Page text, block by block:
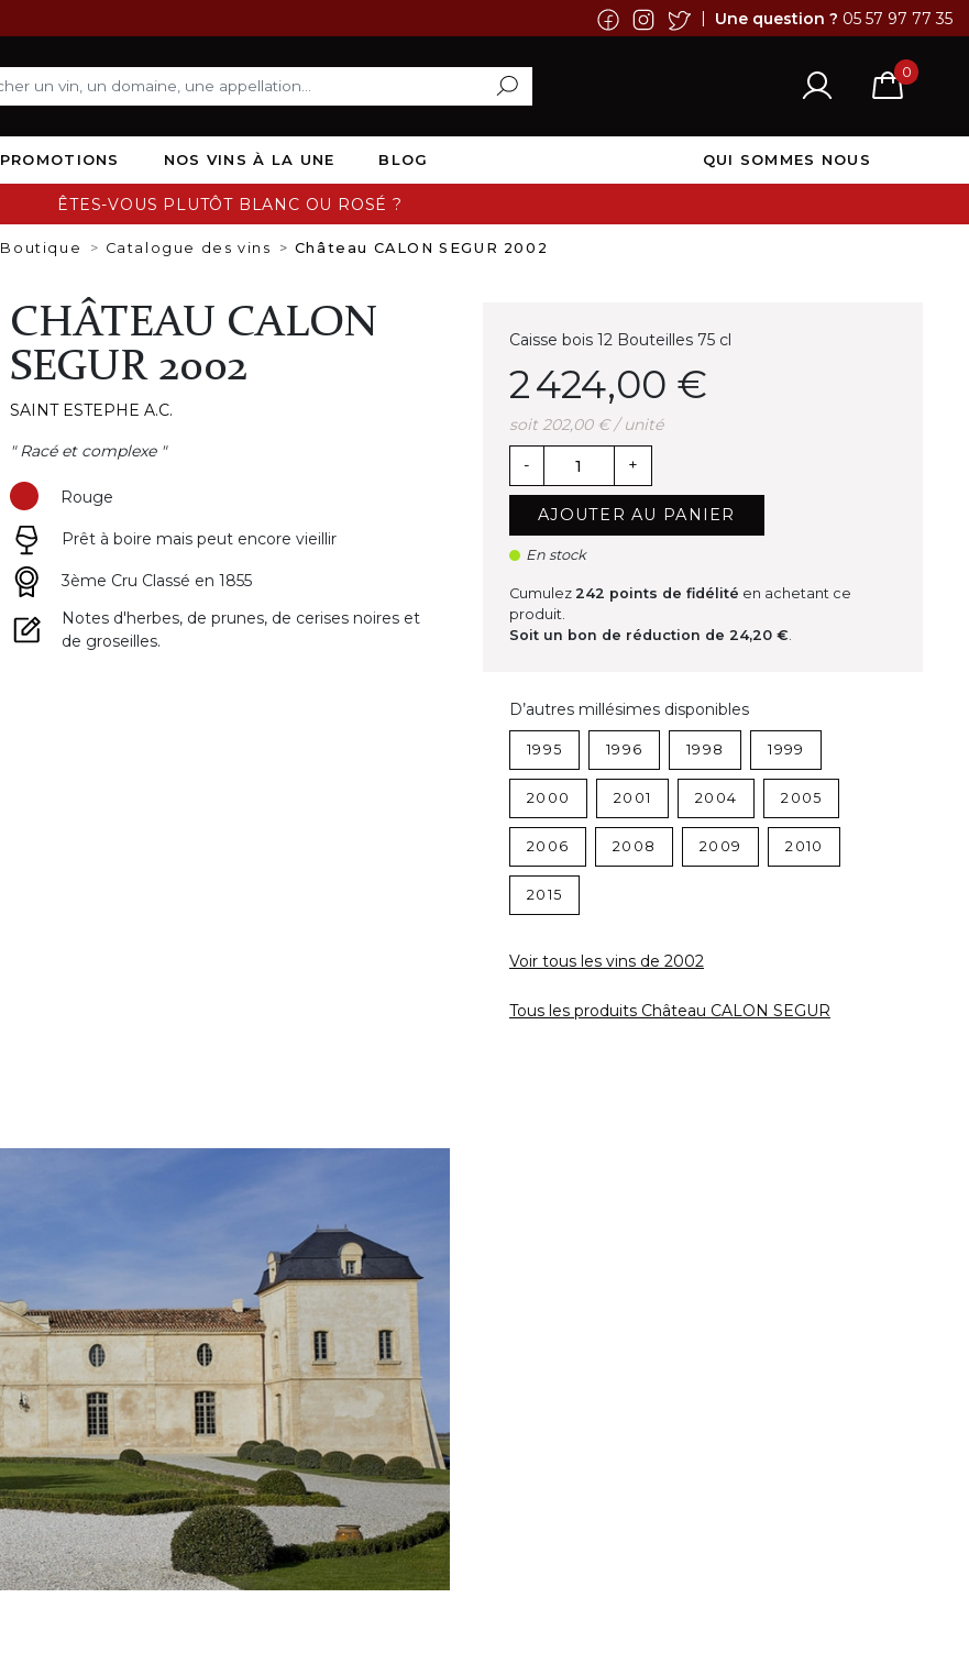
| Une question ? 05 57 97 77 35
0
PROMOTIONS NOS VINS À LA UNE BLOG QUI SOMMES NOUS
ÊTES-VOUS PLUTÔT BLANC OU ROSÉ ?
Boutique Catalogue des vins Château CALON SEGUR 2002
CHÂTEAU CALON
SEGUR 2002
SAINT ESTEPHE A.C.
" Racé et complexe "
Rouge
Prêt à boire mais peut encore vieillir
3ème Cru Classé en 1855
Notes d'herbes, de prunes, de cerises noires et
de groseilles.
Caisse bois 12 Bouteilles 75 cl
2 424,00 €
soit 202,00 € / unité
- +
AJOUTER AU PANIER
En stock
Cumulez 242 points de fidélité en achetant ce
produit.
Soit un bon de réduction de 24,20 €.
D’autres millésimes disponibles
1995 1996 1998 1999
2000 2001 2004 2005
2006 2008 2009 2010
2015
Voir tous les vins de 2002
Tous les produits Château CALON SEGUR